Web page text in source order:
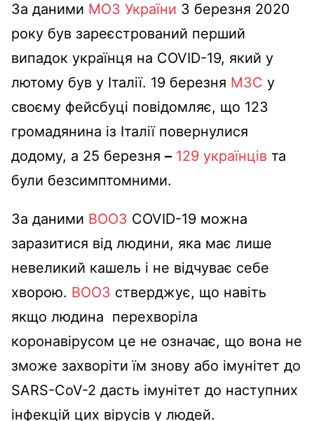
За даними МОЗ України 3 березня 2020
року був зареєстрований перший
випадок українця на COVID-19, який у
лютому був у Італії. 19 березня МЗС у
своєму фейсбуці повідомляє, що 123
громадянина із Італії повернулися
додому, а 25 березня – 129 українців та
були безсимптомними.
За даними ВООЗ COVID-19 можна
заразитися від людини, яка має лише
невеликий кашель і не відчуває себе
хворою. ВООЗ стверджує, що навіть
якщо людина перехворіла
коронавірусом це не означає, що вона не
зможе захворіти їм знову або імунітет до
SARS-CoV-2 дасть імунітет до наступних
інфекцій цих вірусів у людей.